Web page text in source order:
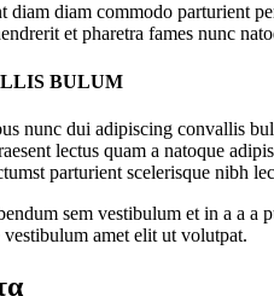
diam diam commodo parturient
et pharetra fames nunc
BULUM
nunc dui adipiscing convallis
lectus quam a natoque
parturient scelerisque nibh
sem vestibulum et in a a
amet elit ut volutpat.